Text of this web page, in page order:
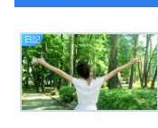
日記